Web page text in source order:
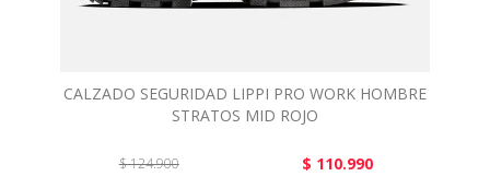
CALZADO SEGURIDAD LIPPI PRO WORK HOMBRE
STRATOS MID ROJO
$ 124.900 $ 110.990